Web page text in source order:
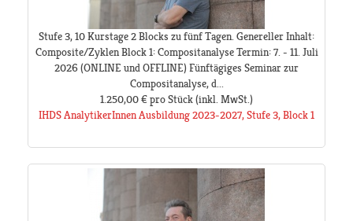
Stufe 3, 10 Kurstage 2 Blocks zu fünf Tagen. Genereller Inhalt:
Composite/Zyklen Block 1: Compositanalyse Termin: 7. - 11. Juli
2026 (ONLINE und OFFLINE) Fünftägiges Seminar zur
Compositanalyse, d...
1.250,00 €pro Stück(inkl. MwSt.)
IHDS AnalytikerInnen Ausbildung 2023-2027, Stufe 3, Block 1